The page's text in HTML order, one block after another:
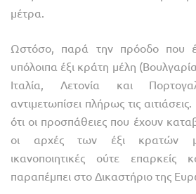
μέτρα.
Ωστόσο, παρά την πρόοδο που
υπόλοιπα έξι κράτη μέλη
Ιταλία, Λετονία και
αντιμετωπίσει πλήρως τις
ότι οι προσπάθειες που έχουν
οι αρχές των έξι κρατών
ικανοποιητικές ούτε επαρκείς
παραπέμπει στο Δικαστήριο της